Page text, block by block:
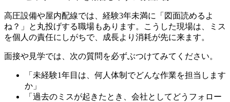
高圧設備や屋内配線では、経験3年未満に「図面読めるよ
ね？」と丸投げする職場もあります。こうした現場は、ミス
を個人の責任にしがちで、成長より消耗が先に来ます。
面接や見学では、次の質問を必ずぶつけてみてください。
「未経験1年目は、何人体制でどんな作業を担当します
か」
「過去のミスが起きたとき、会社としてどうフォロー